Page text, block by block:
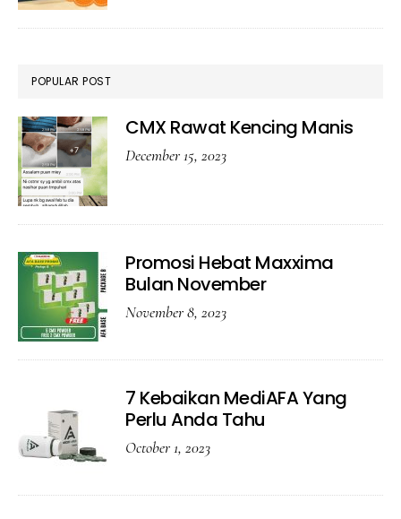
POPULAR POST
CMX Rawat Kencing Manis
December 15, 2023
Promosi Hebat Maxxima
Bulan November
November 8, 2023
7 Kebaikan MediAFA Yang
Perlu Anda Tahu
October 1, 2023